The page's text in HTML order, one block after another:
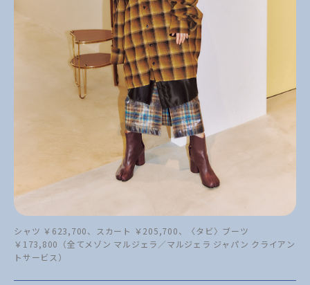
シャツ ￥623,700、スカート ￥205,700、〈タビ〉ブーツ
￥173,800（全てメゾン マルジェラ／マルジェラ ジャパン クライアン
トサービス）